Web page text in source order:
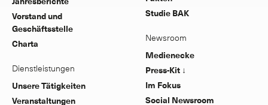
Vorstand und
Geschäftsstelle
Charta
Dienstleistungen
Unsere Tätigkeiten
Veranstaltungen
Studie BAK
Newsroom
Medienecke
Press-Kit ↓
Im Fokus
Social Newsroom